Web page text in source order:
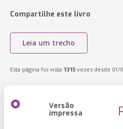
Compartilhe este livro
Leia um trecho
Esta página foi vista 1315 vezes desde 01/
Versão
impressa